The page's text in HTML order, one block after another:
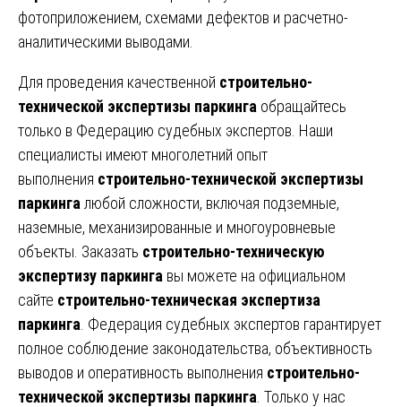
фотоприложением, схемами дефектов и расчетно-
аналитическими выводами.
Для проведения качественной строительно-
технической экспертизы паркинга обращайтесь
только в Федерацию судебных экспертов. Наши
специалисты имеют многолетний опыт
выполнения строительно-технической экспертизы
паркинга любой сложности, включая подземные,
наземные, механизированные и многоуровневые
объекты. Заказать строительно-техническую
экспертизу паркинга вы можете на официальном
сайте строительно-техническая экспертиза
паркинга . Федерация судебных экспертов гарантирует
полное соблюдение законодательства, объективность
выводов и оперативность выполнения строительно-
технической экспертизы паркинга . Только у нас